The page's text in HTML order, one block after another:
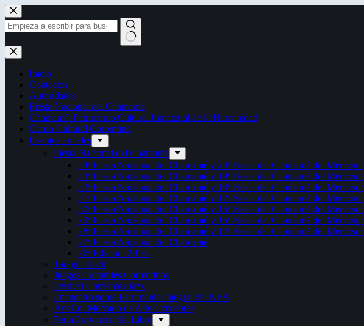
Saltar
al
contenido
Sin
resultados
Inicio
Contactos
Autoridades
Fiesta Nacional del Chamamé
Chamamé: Patrimonio Cultural Inmaterial de la Humanidad
Censo Cultural Correntino
Eventos anuales
Fiesta Nacional del Chamamé
34ª Fiesta Nacional del Chamamé y 20ª Fiesta del Chamamé del Mercosur
33ª Fiesta Nacional del Chamamé y 19ª Fiesta del Chamamé del Mercosur
32ª Fiesta Nacional del Chamamé y 18ª Fiesta del Chamamé del Mercosur
31ª Fiesta Nacional del Chamamé y 17ª Fiesta del Chamamé del Mercosur
30ª Fiesta Nacional del Chamamé y 16ª Fiesta del Chamamé del Mercosur
29ª Fiesta Nacional del Chamamé y 15ª Fiesta del Chamamé del Mercosur
28ª Fiesta Nacional del Chamamé y 14ª Fiesta del Chamamé del Mercosur
27ª Fiesta Nacional del Chamamé
26ª Edición. 2016.
Taragüi Rock
Juegos Culturales Correntinos
Festival Corrientes Jazz
Encuentro sobre Patrimonio Integral del NEA
ArteCo. Mercado de Arte Corrientes
Feria Provincial del Libro